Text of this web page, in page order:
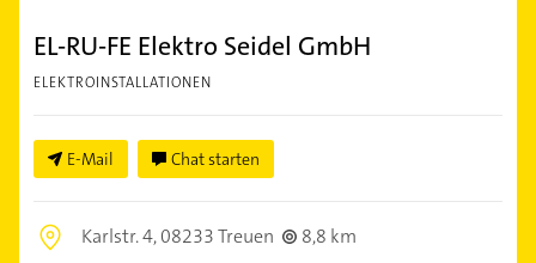
EL-RU-FE Elektro Seidel GmbH
ELEKTROINSTALLATIONEN
E-Mail Chat starten
Karlstr. 4,08233 Treuen
8,8 km